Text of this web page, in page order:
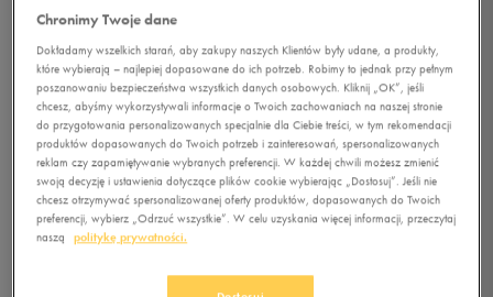
1/1
UMBRO SOFTSHELL
Chronimy Twoje dane
Dokładamy wszelkich starań, aby zakupy naszych Klientów były udane, a produkty,
które wybierają – najlepiej dopasowane do ich potrzeb. Robimy to jednak przy pełnym
poszanowaniu bezpieczeństwa wszystkich danych osobowych. Kliknij „OK”, jeśli
chcesz, abyśmy wykorzystywali informacje o Twoich zachowaniach na naszej stronie
do przygotowania personalizowanych specjalnie dla Ciebie treści, w tym rekomendacji
produktów dopasowanych do Twoich potrzeb i zainteresowań, spersonalizowanych
reklam czy zapamiętywanie wybranych preferencji. W każdej chwili możesz zmienić
swoją decyzję i ustawienia dotyczące plików cookie wybierając „Dostosuj”. Jeśli nie
chcesz otrzymywać spersonalizowanej oferty produktów, dopasowanych do Twoich
preferencji, wybierz „Odrzuć wszystkie”. W celu uzyskania więcej informacji, przeczytaj
naszą
politykę prywatności.